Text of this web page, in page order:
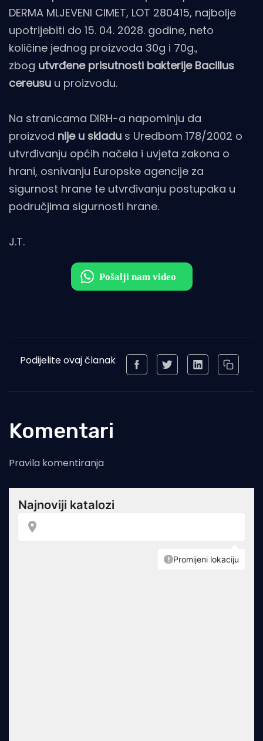
DERMA MLJEVENI CIMET, LOT 280415, najbolje
upotrijebiti do 15. 04. 2028. godine, neto
količine jednog proizvoda 30g i 70g.,
zbog utvrđene prisutnosti bakterije Bacillus
cereusu u proizvodu.
Na stranicama DIRH-a napominju da
proizvod nije u skladu s Uredbom 178/2002 o
utvrđivanju općih načela i uvjeta zakona o
hrani, osnivanju Europske agencije za
sigurnost hrane te utvrđivanju postupaka u
područjima sigurnosti hrane.
J.T.
Podijelite ovaj članak
Komentari
Pravila komentiranja